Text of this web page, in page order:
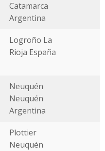
Catamarca
Argentina
Logroño La
Rioja España
Neuquén
Neuquén
Argentina
Plottier
Neuquén